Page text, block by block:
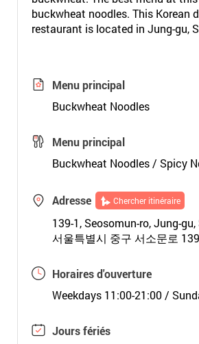
buckwheat noodles. This Korean
restaurant is located in Jung-gu,
Menu principal
Buckwheat Noodles
Menu principal
Buckwheat Noodles / Spicy
Adresse Chercher itinéraire
139-1, Seosomun-ro, Jung-gu,
서울특별시 중구 서소문로
Horaires d'ouverture
Weekdays 11:00-21:00 /
Jours fériés